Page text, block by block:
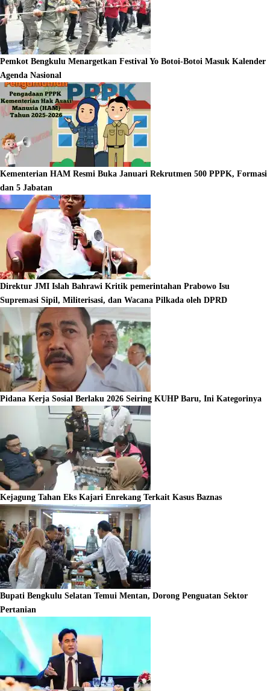
Pemkot Bengkulu Menargetkan Festival Yo Botoi-Botoi Masuk Kalender
Agenda Nasional
Kementerian HAM Resmi Buka Januari Rekrutmen 500 PPPK, Formasi
dan 5 Jabatan
Direktur JMI Islah Bahrawi Kritik pemerintahan Prabowo Isu
Supremasi Sipil, Militerisasi, dan Wacana Pilkada oleh DPRD
Pidana Kerja Sosial Berlaku 2026 Seiring KUHP Baru, Ini Kategorinya
Kejagung Tahan Eks Kajari Enrekang Terkait Kasus Baznas
Bupati Bengkulu Selatan Temui Mentan, Dorong Penguatan Sektor
Pertanian